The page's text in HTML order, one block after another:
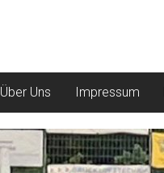
Über Uns Impressum